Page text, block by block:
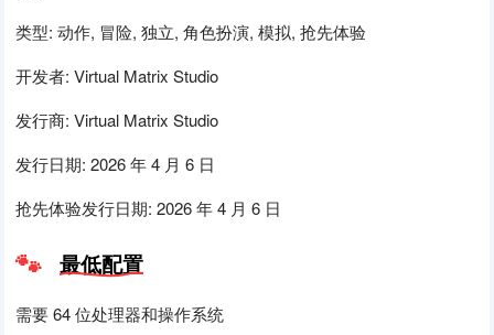
类型: 动作, 冒险, 独立, 角色扮演, 模拟, 抢先体验
开发者: Virtual Matrix Studio
发行商: Virtual Matrix Studio
发行日期: 2026 年 4 月 6 日
抢先体验发行日期: 2026 年 4 月 6 日
最低配置
需要 64 位处理器和操作系统